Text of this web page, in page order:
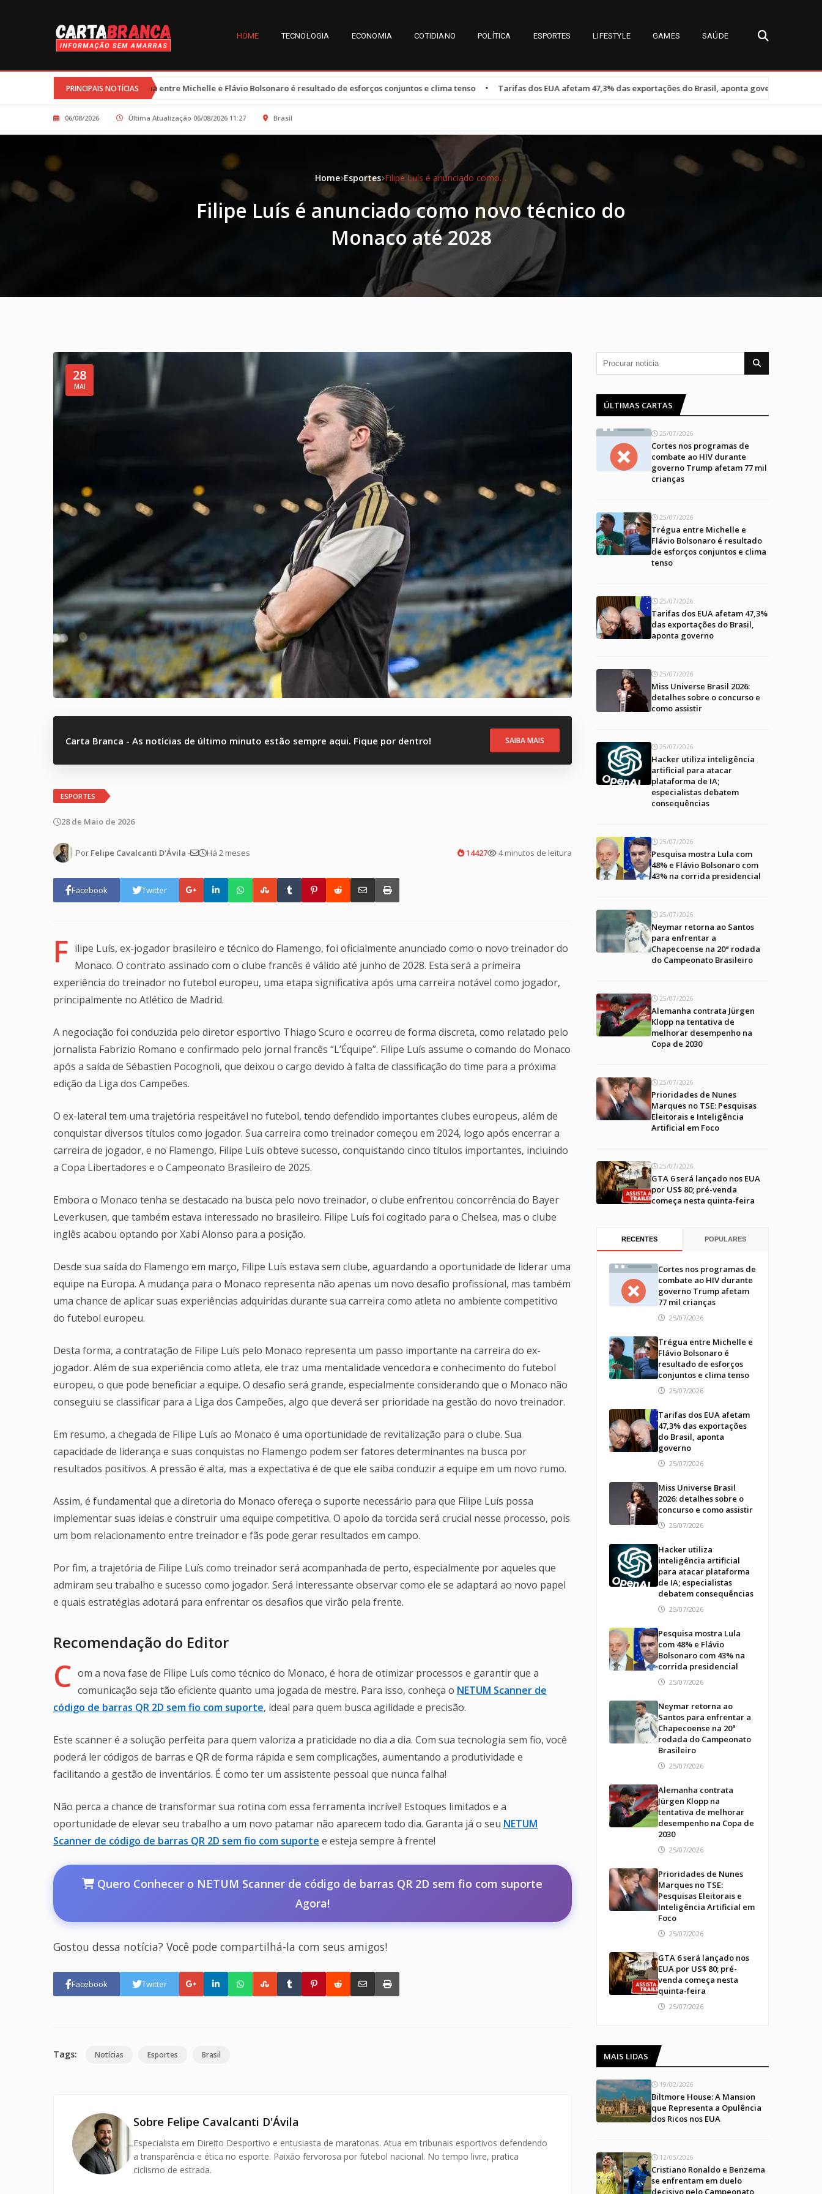
HOME TECNOLOGIA ECONOMIA COTIDIANO POLÍTICA ESPORTES LIFESTYLE GAMES SAÚDE
PRINCIPAIS NOTÍCIAS
Trégua entre Michelle e Flávio Bolsonaro é resultado de esforços conjuntos e clima tenso•Tarifas dos EUA afetam 47,3% das exportações do Brasil, aponta governo•Miss Universe Brasil 2026:
06/08/2026 Última Atualização 06/08/2026 11:27 Brasil
Home Esportes Filipe Luís é anunciado como novo técnico do Monaco até 2028
Filipe Luís é anunciado como novo técnico do
Monaco até 2028
28
MAI
Carta Branca - As notícias de último minuto estão sempre aqui. Fique por dentro! SAIBA MAIS
ESPORTES
28 de Maio de 2026
Por Felipe Cavalcanti D'Ávila - Há 2 meses 14427 4 minutos de leitura
Facebook Twitter
F ilipe Luís, ex-jogador brasileiro e técnico do Flamengo, foi oficialmente anunciado como o novo treinador do
Monaco. O contrato assinado com o clube francês é válido até junho de 2028. Esta será a primeira
experiência do treinador no futebol europeu, uma etapa significativa após uma carreira notável como jogador,
principalmente no Atlético de Madrid.
A negociação foi conduzida pelo diretor esportivo Thiago Scuro e ocorreu de forma discreta, como relatado pelo
jornalista Fabrizio Romano e confirmado pelo jornal francês “L’Équipe”. Filipe Luís assume o comando do Monaco
após a saída de Sébastien Pocognoli, que deixou o cargo devido à falta de classificação do time para a próxima
edição da Liga dos Campeões.
O ex-lateral tem uma trajetória respeitável no futebol, tendo defendido importantes clubes europeus, além de
conquistar diversos títulos como jogador. Sua carreira como treinador começou em 2024, logo após encerrar a
carreira de jogador, e no Flamengo, Filipe Luís obteve sucesso, conquistando cinco títulos importantes, incluindo
a Copa Libertadores e o Campeonato Brasileiro de 2025.
Embora o Monaco tenha se destacado na busca pelo novo treinador, o clube enfrentou concorrência do Bayer
Leverkusen, que também estava interessado no brasileiro. Filipe Luís foi cogitado para o Chelsea, mas o clube
inglês acabou optando por Xabi Alonso para a posição.
Desde sua saída do Flamengo em março, Filipe Luís estava sem clube, aguardando a oportunidade de liderar uma
equipe na Europa. A mudança para o Monaco representa não apenas um novo desafio profissional, mas também
uma chance de aplicar suas experiências adquiridas durante sua carreira como atleta no ambiente competitivo
do futebol europeu.
Desta forma, a contratação de Filipe Luís pelo Monaco representa um passo importante na carreira do ex-
jogador. Além de sua experiência como atleta, ele traz uma mentalidade vencedora e conhecimento do futebol
europeu, o que pode beneficiar a equipe. O desafio será grande, especialmente considerando que o Monaco não
conseguiu se classificar para a Liga dos Campeões, algo que deverá ser prioridade na gestão do novo treinador.
Em resumo, a chegada de Filipe Luís ao Monaco é uma oportunidade de revitalização para o clube. Sua
capacidade de liderança e suas conquistas no Flamengo podem ser fatores determinantes na busca por
resultados positivos. A pressão é alta, mas a expectativa é de que ele saiba conduzir a equipe em um novo rumo.
Assim, é fundamental que a diretoria do Monaco ofereça o suporte necessário para que Filipe Luís possa
implementar suas ideias e construir uma equipe competitiva. O apoio da torcida será crucial nesse processo, pois
um bom relacionamento entre treinador e fãs pode gerar resultados em campo.
Por fim, a trajetória de Filipe Luís como treinador será acompanhada de perto, especialmente por aqueles que
admiram seu trabalho e sucesso como jogador. Será interessante observar como ele se adaptará ao novo papel
e quais estratégias adotará para enfrentar os desafios que virão pela frente.
Recomendação do Editor
C om a nova fase de Filipe Luís como técnico do Monaco, é hora de otimizar processos e garantir que a
comunicação seja tão eficiente quanto uma jogada de mestre. Para isso, conheça o NETUM Scanner de
código de barras QR 2D sem fio com suporte, ideal para quem busca agilidade e precisão.
Este scanner é a solução perfeita para quem valoriza a praticidade no dia a dia. Com sua tecnologia sem fio, você
poderá ler códigos de barras e QR de forma rápida e sem complicações, aumentando a produtividade e
facilitando a gestão de inventários. É como ter um assistente pessoal que nunca falha!
Não perca a chance de transformar sua rotina com essa ferramenta incrível! Estoques limitados e a
oportunidade de elevar seu trabalho a um novo patamar não aparecem todo dia. Garanta já o seu NETUM
Scanner de código de barras QR 2D sem fio com suporte e esteja sempre à frente!
Quero Conhecer o NETUM Scanner de código de barras QR 2D sem fio com suporte
Agora!
Gostou dessa notícia? Você pode compartilhá-la com seus amigos!
Facebook Twitter
Tags: Notícias Esportes Brasil
Sobre Felipe Cavalcanti D'Ávila
Especialista em Direito Desportivo e entusiasta de maratonas. Atua em tribunais esportivos defendendo
a transparência e ética no esporte. Paixão fervorosa por futebol nacional. No tempo livre, pratica
ciclismo de estrada.
ÚLTIMAS CARTAS
25/07/2026
Cortes nos programas de
combate ao HIV durante
governo Trump afetam 77 mil
crianças
25/07/2026
Trégua entre Michelle e
Flávio Bolsonaro é resultado
de esforços conjuntos e clima
tenso
25/07/2026
Tarifas dos EUA afetam 47,3%
das exportações do Brasil,
aponta governo
25/07/2026
Miss Universe Brasil 2026:
detalhes sobre o concurso e
como assistir
25/07/2026
Hacker utiliza inteligência
artificial para atacar
plataforma de IA;
especialistas debatem
consequências
25/07/2026
Pesquisa mostra Lula com
48% e Flávio Bolsonaro com
43% na corrida presidencial
25/07/2026
Neymar retorna ao Santos
para enfrentar a
Chapecoense na 20ª rodada
do Campeonato Brasileiro
25/07/2026
Alemanha contrata Jürgen
Klopp na tentativa de
melhorar desempenho na
Copa de 2030
25/07/2026
Prioridades de Nunes
Marques no TSE: Pesquisas
Eleitorais e Inteligência
Artificial em Foco
25/07/2026
GTA 6 será lançado nos EUA
por US$ 80; pré-venda
começa nesta quinta-feira
RECENTES POPULARES
Cortes nos programas de
combate ao HIV durante
governo Trump afetam
77 mil crianças
25/07/2026
Trégua entre Michelle e
Flávio Bolsonaro é
resultado de esforços
conjuntos e clima tenso
25/07/2026
Tarifas dos EUA afetam
47,3% das exportações
do Brasil, aponta
governo
25/07/2026
Miss Universe Brasil
2026: detalhes sobre o
concurso e como assistir
25/07/2026
Hacker utiliza
inteligência artificial
para atacar plataforma
de IA; especialistas
debatem consequências
25/07/2026
Pesquisa mostra Lula
com 48% e Flávio
Bolsonaro com 43% na
corrida presidencial
25/07/2026
Neymar retorna ao
Santos para enfrentar a
Chapecoense na 20ª
rodada do Campeonato
Brasileiro
25/07/2026
Alemanha contrata
Jürgen Klopp na
tentativa de melhorar
desempenho na Copa de
2030
25/07/2026
Prioridades de Nunes
Marques no TSE:
Pesquisas Eleitorais e
Inteligência Artificial em
Foco
25/07/2026
GTA 6 será lançado nos
EUA por US$ 80; pré-
venda começa nesta
quinta-feira
25/07/2026
MAIS LIDAS
19/02/2026
Biltmore House: A Mansion
que Representa a Opulência
dos Ricos nos EUA
12/05/2026
Cristiano Ronaldo e Benzema
se enfrentam em duelo
decisivo pelo Campeonato